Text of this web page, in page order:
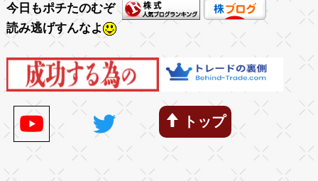
今日もポチたのむぞ
読み逃げすんなよ
トップ